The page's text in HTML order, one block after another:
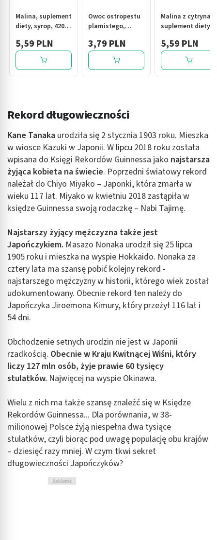
Malina, suplement
diety, syrop, 420
5,59 PLN
Owoc ostropestu
plamistego,
100g
3,79 PLN
Malina z cytryna,
suplement diety,
5,59 PLN
Rekord długowieczności
Kane Tanaka urodziła się 2 stycznia 1903 roku. Mieszka
w wiosce Kazuki w Japonii. W lipcu 2018 roku została
wpisana do Księgi Rekordów Guinnessa jako najstarsza
żyjąca kobieta na świecie. Poprzedni światowy rekord
należał do Chiyo Miyako – Japonki, która zmarła w
wieku 117 lat. Miyako w kwietniu 2018 zastąpiła w
księdze Guinnessa swoją rodaczkę – Nabi Tajimę.
Najstarszy żyjący mężczyzna także jest
Japończykiem. Masazo Nonaka urodził się 25 lipca
1905 roku i mieszka na wyspie Hokkaido. Nonaka za
cztery lata ma szansę pobić kolejny rekord -
najstarszego mężczyzny w historii, którego wiek został
udokumentowany. Obecnie rekord ten należy do
Japończyka Jiroemona Kimury, który przeżył 116 lat i
54 dni.
Obchodzenie setnych urodzin nie jest w Japonii
rzadkością. Obecnie w Kraju Kwitnącej Wiśni, który
liczy 127 mln osób, żyje prawie 60 tysięcy
stulatków. Najwięcej na wyspie Okinawa.
Wielu z nich ma także szansę znaleźć się w Księdze
Rekordów Guinnessa... Dla porównania, w 38-
milionowej Polsce żyją niespełna dwa tysiące
stulatków, czyli biorąc pod uwagę populację obu krajów
– dziesięć razy mniej. W czym tkwi sekret
długowieczności Japończyków?
Reklama